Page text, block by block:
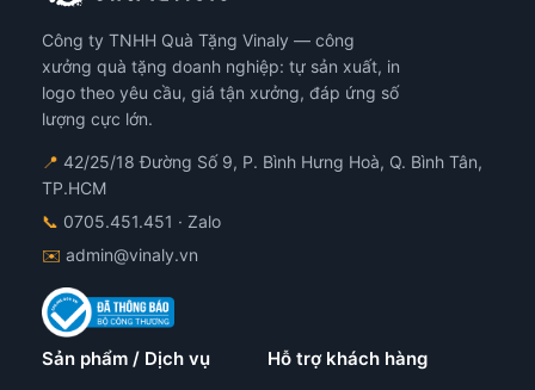
Công ty TNHH Quà Tặng Vinaly — công
xưởng quà tặng doanh nghiệp: tự sản xuất, in
logo theo yêu cầu, giá tận xưởng, đáp ứng số
lượng cực lớn.
📍 42/25/18 Đường Số 9, P. Bình Hưng Hoà, Q. Bình Tân,
TP.HCM
📞 0705.451.451 · Zalo
✉️ admin@vinaly.vn
Sản phẩm / Dịch vụ Hỗ trợ khách hàng